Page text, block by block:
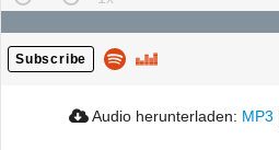
Subscribe
Audio herunterladen: MP3